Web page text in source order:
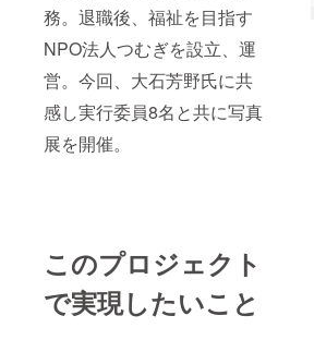
務。退職後、福祉を目指す
NPO法人つむぎを設立、運
営。今回、大石芳野氏に共
感し実行委員8名と共に写真
展を開催。
このプロジェクト
で実現したいこと